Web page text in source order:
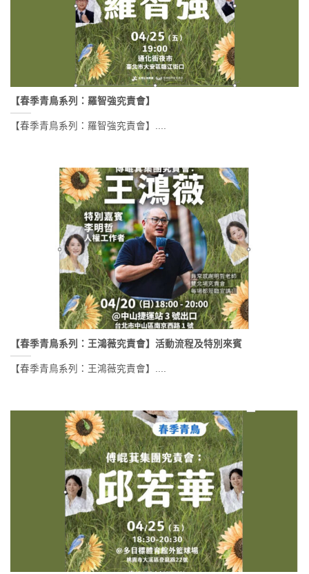
【春季青鳥系列：羅智強究責會】
【春季青鳥系列：羅智強究責會】....
【春季青鳥系列：王鴻薇究責會】活動流程及特別來賓
【春季青鳥系列：王鴻薇究責會】....